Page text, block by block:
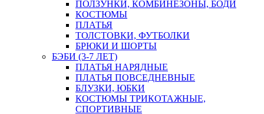
ПОЛЗУНКИ, КОМБИНЕЗОНЫ, БОДИ
КОСТЮМЫ
ПЛАТЬЯ
ТОЛСТОВКИ, ФУТБОЛКИ
БРЮКИ И ШОРТЫ
БЭБИ (3-7 ЛЕТ)
ПЛАТЬЯ НАРЯДНЫЕ
ПЛАТЬЯ ПОВСЕДНЕВНЫЕ
БЛУЗКИ, ЮБКИ
КОСТЮМЫ ТРИКОТАЖНЫЕ,
СПОРТИВНЫЕ